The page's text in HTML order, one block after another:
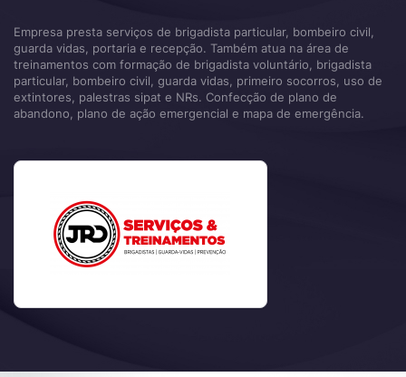
Empresa presta serviços de brigadista particular, bombeiro civil,
guarda vidas, portaria e recepção. Também atua na área de
treinamentos com formação de brigadista voluntário, brigadista
particular, bombeiro civil, guarda vidas, primeiro socorros, uso de
extintores, palestras sipat e NRs. Confecção de plano de
abandono, plano de ação emergencial e mapa de emergência.